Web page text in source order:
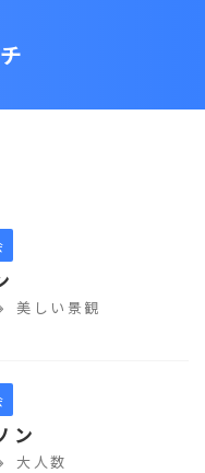
美しい景観
ン
大人数